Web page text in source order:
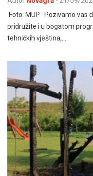
Foto: MUP Pozivamo vas
pridružite i u bogatom
tehničkih vještina,…